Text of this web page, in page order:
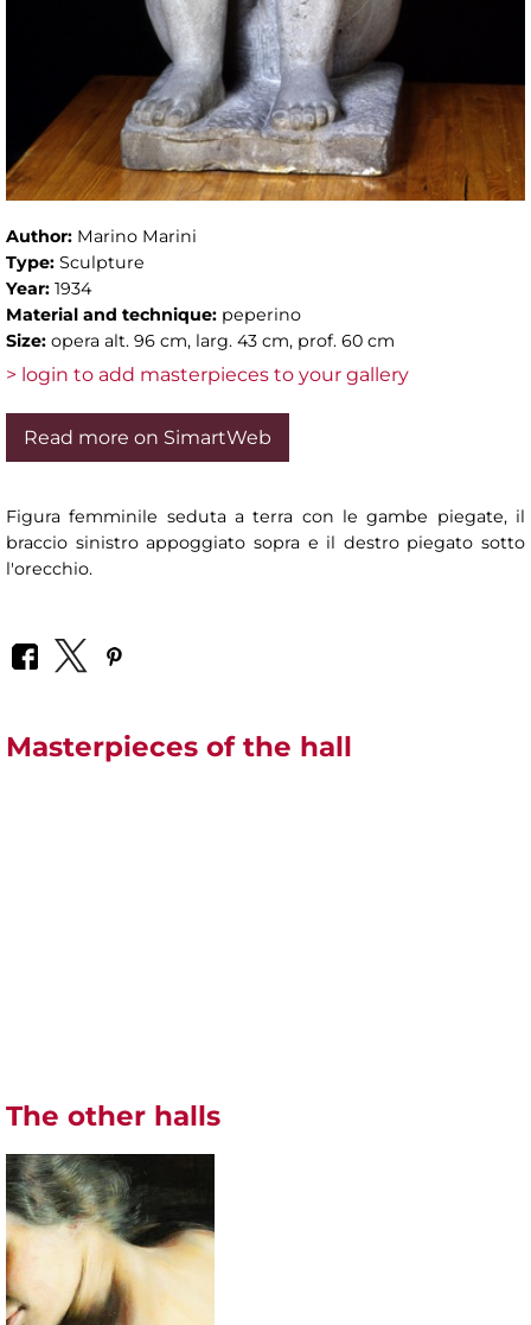
Author: Marino Marini
Type: Sculpture
Year: 1934
Material and technique: peperino
Size: opera alt. 96 cm, larg. 43 cm, prof. 60 cm
> login to add masterpieces to your gallery
Read more on SimartWeb
Figura femminile seduta a terra con le gambe piegate, il
braccio sinistro appoggiato sopra e il destro piegato sotto
l'orecchio.
Masterpieces of the hall
The other halls